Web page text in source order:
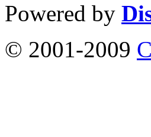
Powered by
© 2001-2009